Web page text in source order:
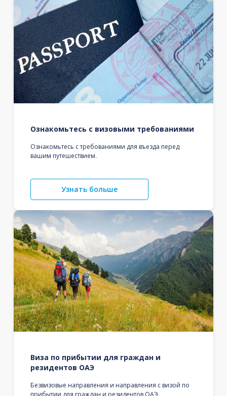
Ознакомьтесь с визовыми требованиями
Ознакомьтесь с требованиями для въезда перед
вашим путешествием.
Узнать больше
Виза по прибытии для граждан и
резидентов ОАЭ
Безвизовые направления и направления с визой по
прибытии для граждан и резидентов ОАЭ.